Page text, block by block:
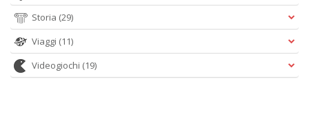
Storia (29)
Viaggi (11)
Videogiochi (19)